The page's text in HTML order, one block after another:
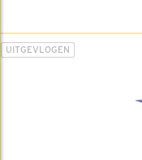
UITGEVLOGEN